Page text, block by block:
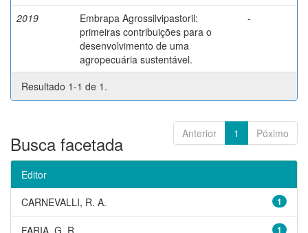
2019
Embrapa Agrossilvipastoril:
primeiras contribuições para o
desenvolvimento de uma
agropecuária sustentável.
-
Resultado 1-1 de 1.
Anterior 1 Póximo
Busca facetada
Editor
1
CARNEVALLI, R. A.
1
FARIA, G. R.